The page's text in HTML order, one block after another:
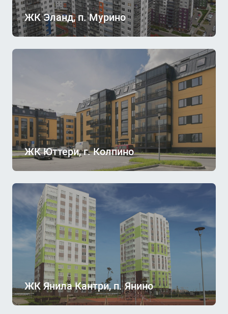
ЖК Эланд, п. Мурино
ЖК Юттери, г. Колпино
ЖК Янила Кантри, п. Янино